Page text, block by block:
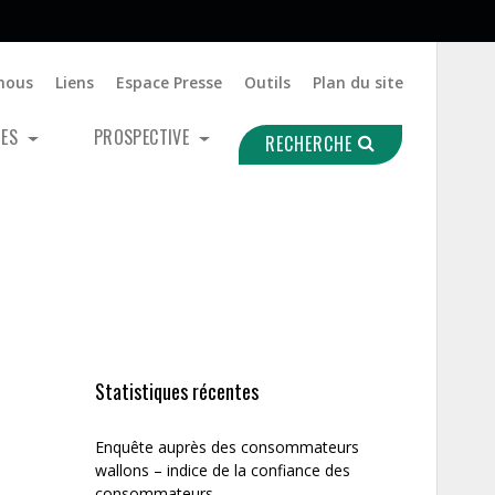
Liens Espace Presse Outils Plan du site
PROSPECTIVE RECHERCHE
Statistiques récentes
Enquête auprès des consommateurs
wallons – indice de la confiance des